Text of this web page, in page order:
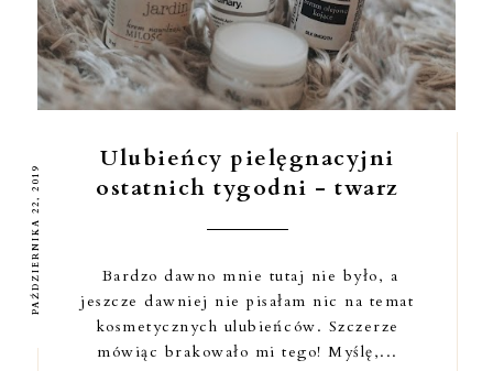
PAŹDZIERNIKA 22, 2019
Ulubieńcy pielęgnacyjni
ostatnich tygodni - twarz
Bardzo dawno mnie tutaj nie było, a
jeszcze dawniej nie pisałam nic na temat
kosmetycznych ulubieńców. Szczerze
mówiąc brakowało mi tego! Myślę,...